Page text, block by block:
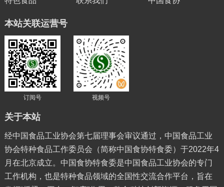
本站关联运营号
订阅号 视频号
关于本站
经中国食品工业协会第七届理事会审议通过，中国食品工业
协会特种食品工作委员会（简称中国食协特食委）于2022年4
月在北京成立。中国食协特食委是中国食品工业协会的专门
工作机构，也是特种食品领域的全国性交流合作平台，旨在